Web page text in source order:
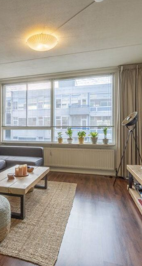
maar ook ’s avonds en
nieuwe woning is dan ook om uw
geen rechten worden ontleend.
vragen oproepen, dan nodigen